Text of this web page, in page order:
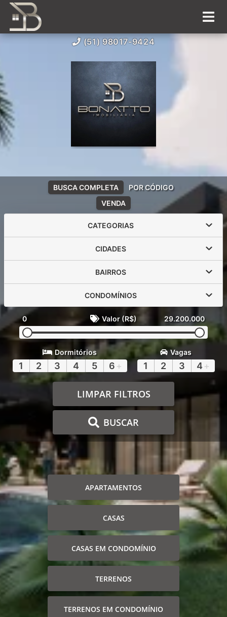
(51) 98017-9424
VENDA
BUSCA COMPLETA POR CÓDIGO
CATEGORIAS
CIDADES
BAIRROS
CONDOMÍNIOS
0 Valor (R$) 29.200.000
Dormitórios
1 2 3 4 5 6 +
Vagas
1 2 3 4 +
LIMPAR FILTROS
BUSCAR
APARTAMENTOS
CASAS
CASAS EM CONDOMÍNIO
TERRENOS
TERRENOS EM CONDOMÍNIO